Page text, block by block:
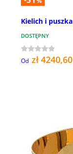
Kielich i
DOSTĘPNY
Od zł 4240,60